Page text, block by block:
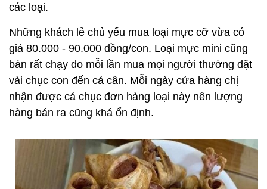
các loại.
Những khách lẻ chủ yếu mua loại mực cỡ vừa có
giá 80.000 - 90.000 đồng/con. Loại mực mini cũng
bán rất chạy do mỗi lần mua mọi người thường đặt
vài chục con đến cả cân. Mỗi ngày cửa hàng chị
nhận được cả chục đơn hàng loại này nên lượng
hàng bán ra cũng khá ổn định.